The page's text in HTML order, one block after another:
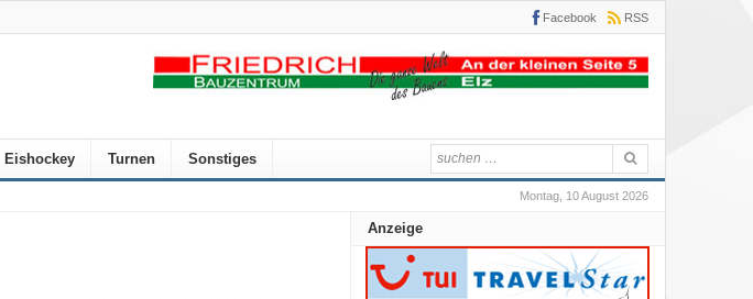
Facebook RSS
Eishockey Turnen Sonstiges
Montag, 10 August 2026
Anzeige